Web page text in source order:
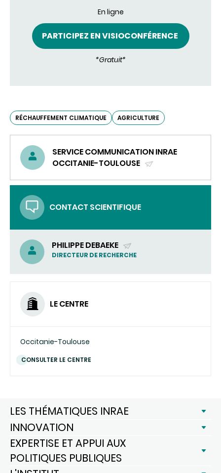
En ligne
PARTICIPEZ EN VISIOCONFÉRENCE
*Gratuit*
RÉCHAUFFEMENT CLIMATIQUE AGRICULTURE
SERVICE COMMUNICATION INRAE
OCCITANIE-TOULOUSE
UN
CONTACT SCIENTIFIQUE
PHILIPPE DEBAEKE
(ENVOYER
COURRIEL)
DIRECTEUR DE RECHERCHE
LE CENTRE
Occitanie-Toulouse
CONSULTER LE CENTRE
LES THÉMATIQUES INRAE
INNOVATION
EXPERTISE ET APPUI AUX
POLITIQUES PUBLIQUES